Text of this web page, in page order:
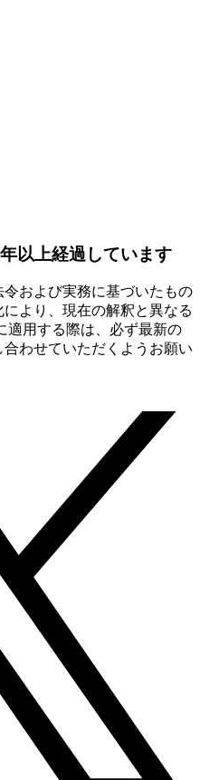
以上経過しています
および実務に基づいたもの
より、現在の解釈と異なる
適用する際は、必ず最新の
わせていただくようお願い